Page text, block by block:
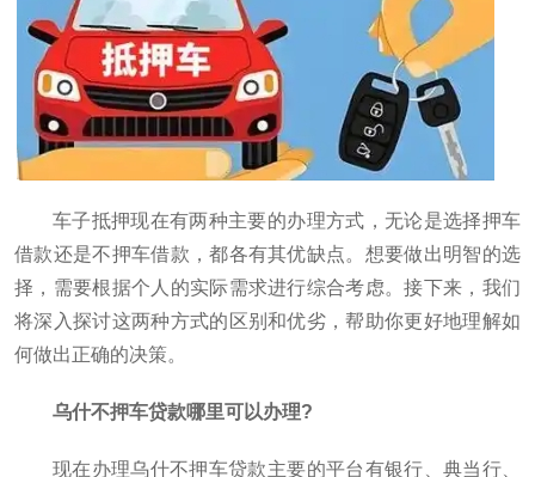
车子抵押现在有两种主要的办理方式，无论是选择押车
借款还是不押车借款，都各有其优缺点。想要做出明智的选
择，需要根据个人的实际需求进行综合考虑。接下来，我们
将深入探讨这两种方式的区别和优劣，帮助你更好地理解如
何做出正确的决策。
乌什不押车贷款哪里可以办理?
现在办理乌什不押车贷款主要的平台有银行、典当行、